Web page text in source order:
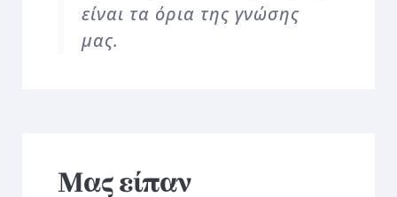
είναι τα όρια της γνώσης
μας.
Μας είπαν